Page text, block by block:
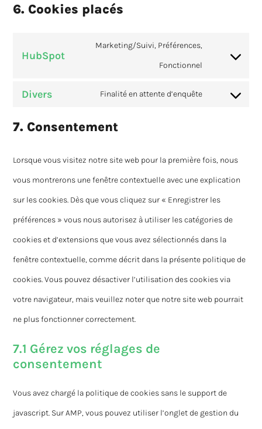
6. Cookies placés
HubSpot
Marketing/Suivi, Préférences,
Fonctionnel
Divers
Finalité en attente d’enquête
divers
7. Consentement
Lorsque vous visitez notre site web pour la première fois, nous
vous montrerons une fenêtre contextuelle avec une explication
sur les cookies. Dès que vous cliquez sur « Enregistrer les
préférences » vous nous autorisez à utiliser les catégories de
cookies et d’extensions que vous avez sélectionnés dans la
fenêtre contextuelle, comme décrit dans la présente politique de
cookies. Vous pouvez désactiver l’utilisation des cookies via
votre navigateur, mais veuillez noter que notre site web pourrait
ne plus fonctionner correctement.
7.1 Gérez vos réglages de
consentement
Vous avez chargé la politique de cookies sans le support de
javascript. Sur AMP, vous pouvez utiliser l’onglet de gestion du